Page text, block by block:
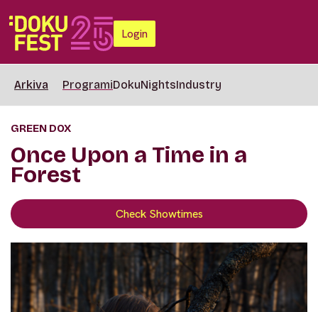
Login
Arkiva ProgramiDokuNightsIndustry
GREEN DOX
Once Upon a Time in a
Forest
Check Showtimes